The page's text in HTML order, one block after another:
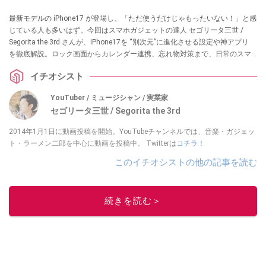
最新モデルの iPhone17 が登場し、「ただ使うだけじゃもったいない！」と感
じている人も多いはず。今回はスマホガジェットの達人 セゴリータ三世 /
Segorita the 3rd さんが、iPhone17を “別次元”に進化させる設定や神アプリ
を徹底解説。ロック画面からカレンダー連携、忘れ物対策まで、日常のスマ
の古参ユーザーも「あ、これ知らなかった！」と驚く内容満載です。
イチオシスト
YouTuber / ミュージシャン / 実業家
セゴリータ三世 / Segorita the 3rd
2014年1月1日に動画投稿を開始。YouTubeチャンネルでは、音楽・ガジェッ
ト・ラーメン二郎を中心に動画を投稿中。 Twitterは コチラ！
このイチオシストの他の記事を読む
続きを読む＞